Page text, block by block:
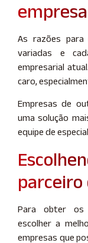
As razões para
variadas e
empresarial
caro,
Empresas de
uma solução
equipe de
parceiro
Para obter os
escolher a
empresas que